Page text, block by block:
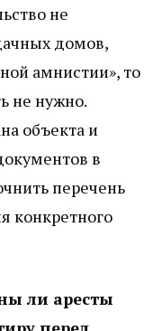
не
домов,
амнистии», то
не нужно.
объекта и
в
перечень
конкретного
ли аресты